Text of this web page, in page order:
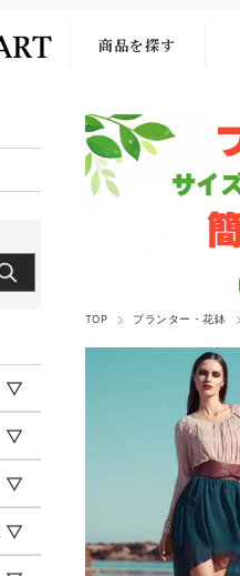
商品を探す
TOP プランター・花鉢